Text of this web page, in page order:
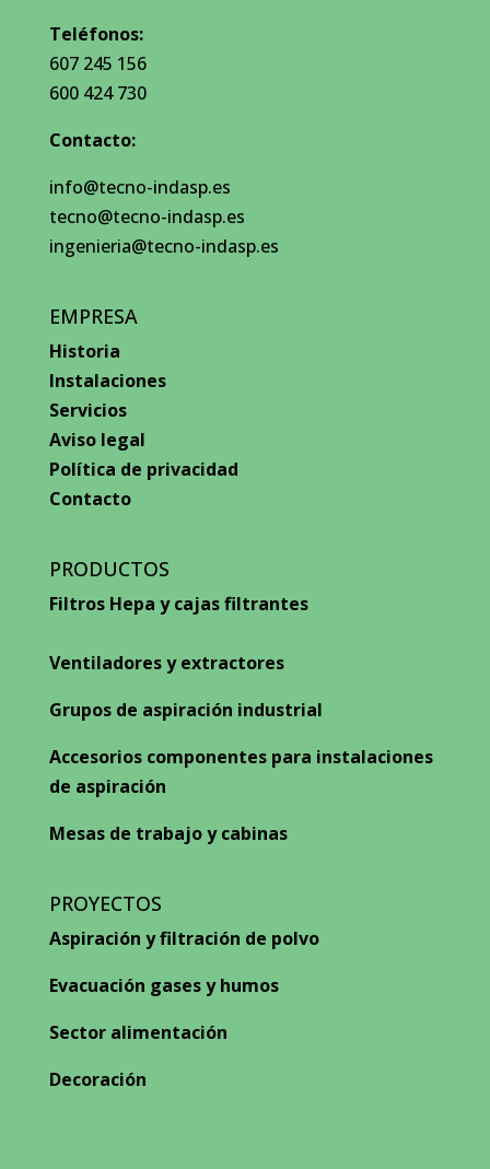
Teléfonos:
607 245 156
600 424 730
Contacto:
info@tecno-indasp.es
tecno@tecno-indasp.es
ingenieria@tecno-indasp.es
EMPRESA
Historia
Instalaciones
Servicios
Aviso legal
Política de privacidad
Contacto
PRODUCTOS
Filtros Hepa y cajas filtrantes
Ventiladores y extractores
Grupos de aspiración industrial
Accesorios componentes para instalaciones
de aspiración
Mesas de trabajo y cabinas
PROYECTOS
Aspiración y filtración de polvo
Evacuación gases y humos
Sector alimentación
Decoración